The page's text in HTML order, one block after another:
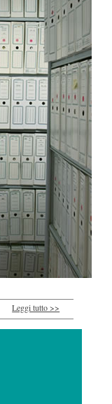
Leggi tutto >>